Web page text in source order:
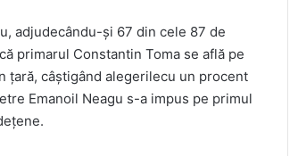
adjudecându-și 67 din cele 87 de
primarul Constantin Toma se află pe
țară, câștigând alegerilecu un procent
Emanoil Neagu s-a impus pe primul